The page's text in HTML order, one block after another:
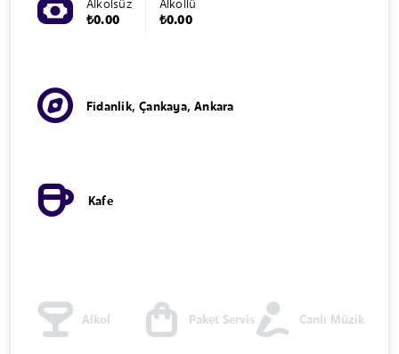
Alkolsüz
₺0.00
Alkollü
₺0.00
Fidanlik, Çankaya, Ankara
Kafe
Alkol Paket Servis Canlı Müzik